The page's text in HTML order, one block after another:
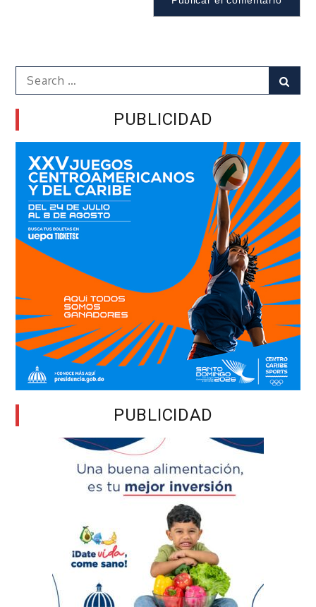
Search
for:
PUBLICIDAD
PUBLICIDAD